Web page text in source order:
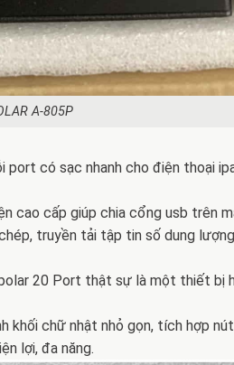
A-805P
port có sạc nhanh cho điện thoại
cao cấp giúp chia cổng usb trên
truyền tải tập tin số dung
20 Port thật sự là một thiết bị
chữ nhật nhỏ gọn, tích hợp
lợi, đa năng.